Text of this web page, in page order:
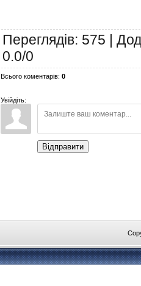
Переглядів: 575 |
0.0/0
Всього коментарів: 0
Увійдіть:
Відправити